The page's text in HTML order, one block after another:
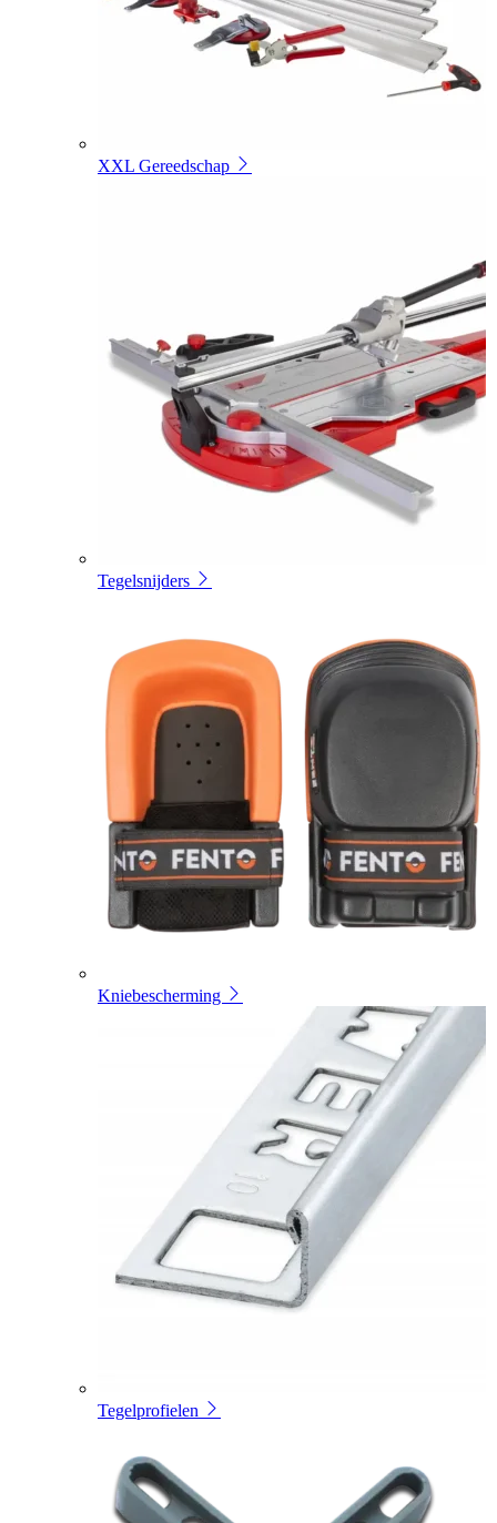
XXL Gereedschap
Tegelsnijders
Kniebescherming
Tegelprofielen